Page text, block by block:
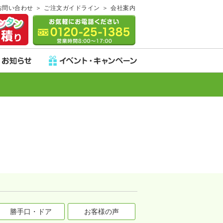
問い合わせ ご注文ガイドライン 会社案内
勝手口・ドア お客様の声